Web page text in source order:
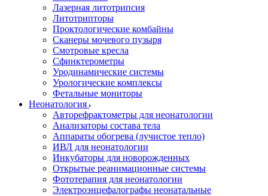
Лазерная литотрипсия
Литотрипторы
Проктологические комбайны
Сканеры мочевого пузыря
Смотровые кресла
Сфинктерометры
Уродинамические системы
Урологические комплексы
Фетальные мониторы
Неонатология
Авторефрактометры для неонатологии
Анализаторы состава тела
Аппараты обогрева (лучистое тепло)
ИВЛ для неонатологии
Инкубаторы для новорожденных
Открытые реанимационные системы
Фототерапия для неонатологии
Электроэнцефалографы неонатальные